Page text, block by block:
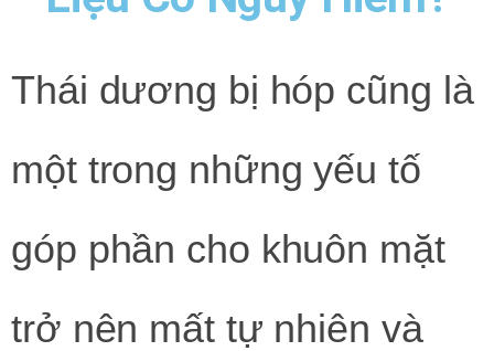
Thái dương bị hóp cũng là
một trong những yếu tố
góp phần cho khuôn mặt
trở nên mất tự nhiên và